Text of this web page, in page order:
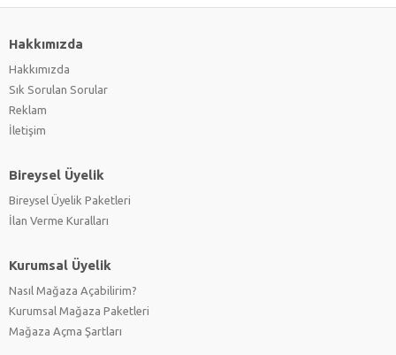
Hakkımızda
Hakkımızda
Sık Sorulan Sorular
Reklam
İletişim
Bireysel Üyelik
Bireysel Üyelik Paketleri
İlan Verme Kuralları
Kurumsal Üyelik
Nasıl Mağaza Açabilirim?
Kurumsal Mağaza Paketleri
Mağaza Açma Şartları